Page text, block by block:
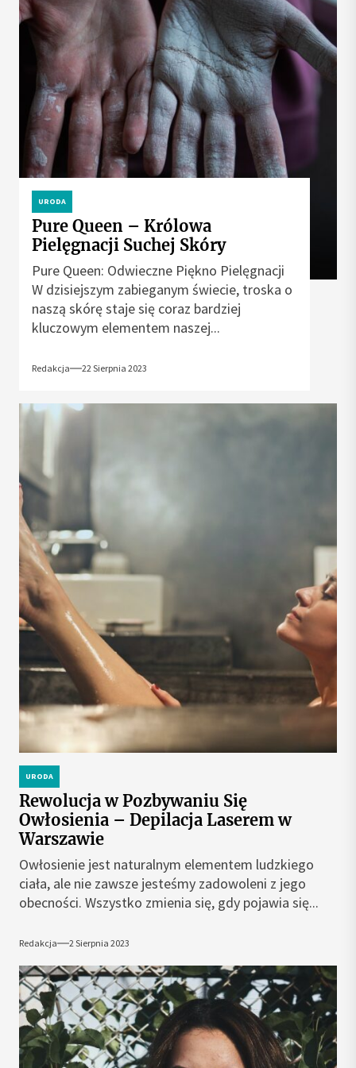
URODA
Pure Queen – Królowa
Pielęgnacji Suchej Skóry
Pure Queen: Odwieczne Piękno Pielęgnacji
W dzisiejszym zabieganym świecie, troska o
naszą skórę staje się coraz bardziej
kluczowym elementem naszej...
Redakcja 22 Sierpnia 2023
URODA
Rewolucja w Pozbywaniu Się
Owłosienia – Depilacja Laserem w
Warszawie
Owłosienie jest naturalnym elementem ludzkiego
ciała, ale nie zawsze jesteśmy zadowoleni z jego
obecności. Wszystko zmienia się, gdy pojawia się...
Redakcja 2 Sierpnia 2023